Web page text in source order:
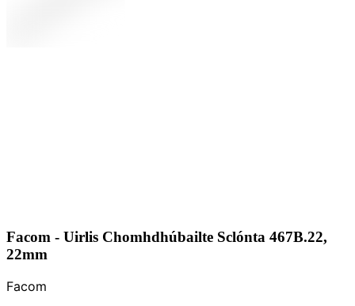
Facom - Uirlis Chomhdhúbailte Sclónta 467B.22,
22mm
Facom